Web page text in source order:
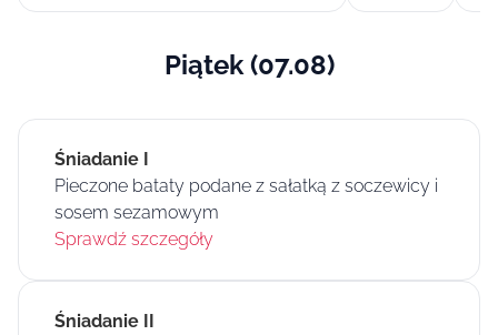
Piątek (07.08)
Śniadanie I
Pieczone bataty podane z sałatką z soczewicy i
sosem sezamowym
Sprawdź szczegóły
Śniadanie II